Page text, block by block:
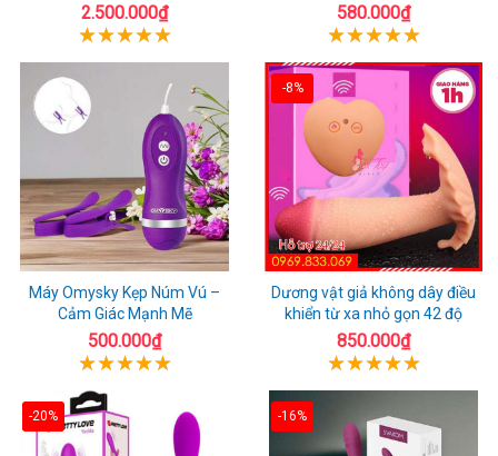
2.500.000₫ 580.000₫
Máy Omysky Kẹp Núm Vú –
Cảm Giác Mạnh Mẽ
500.000₫
-8%
Dương vật giả không dây điều
khiển từ xa nhỏ gọn 42 độ
850.000₫
-20% -16%